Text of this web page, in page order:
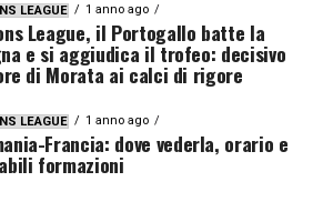
LEAGUE 1 anno ago
League, il Portogallo batte la
e si aggiudica il trofeo: decisivo
di Morata ai calci di rigore
LEAGUE 1 anno ago
Francia: dove vederla, orario e
formazioni